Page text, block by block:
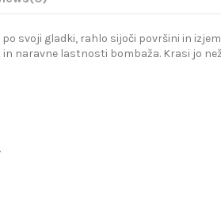
svoji gladki, rahlo sijoči površini in
naravne lastnosti bombaža. Krasi jo